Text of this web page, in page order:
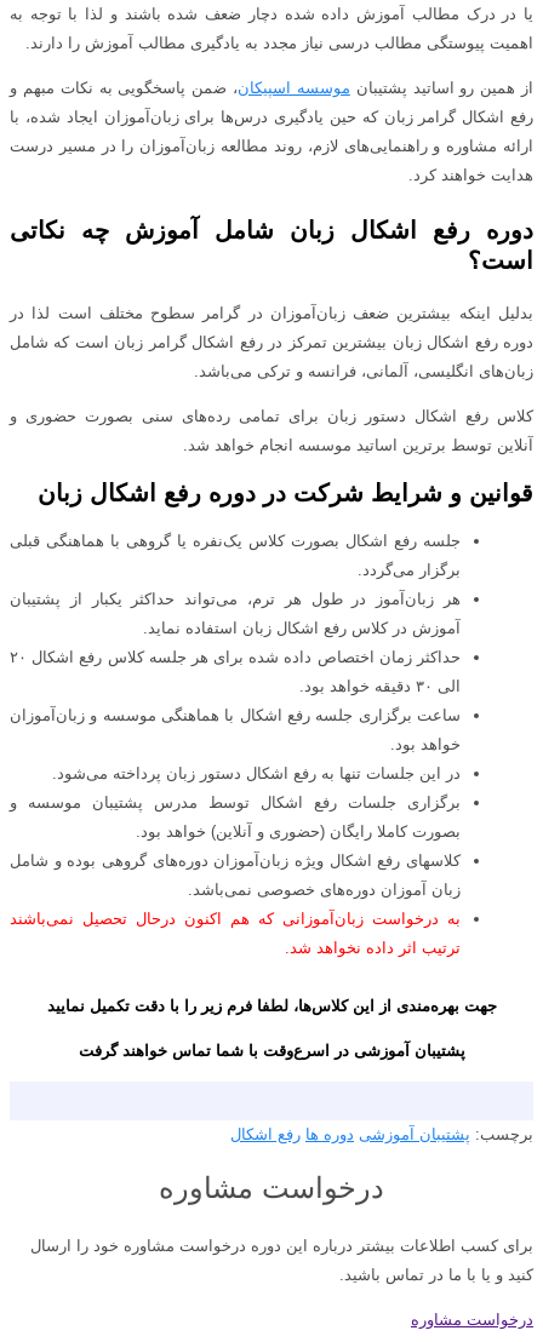
یا در درک مطالب آموزش داده شده دچار ضعف شده باشند و لذا با توجه به
اهمیت پیوستگی مطالب درسی نیاز مجدد به یادگیری مطالب آموزش را دارند.
از همین رو اساتید پشتیبان موسسه اسپیکان، ضمن پاسخگویی به نکات مبهم و
رفع اشکال گرامر زبان که حین یادگیری درس‌ها برای زبان‌آموزان ایجاد شده، با
ارائه مشاوره و راهنمایی‌های لازم، روند مطالعه زبان‌آموزان را در مسیر درست
هدایت خواهند کرد.
دوره رفع اشکال زبان شامل آموزش چه نکاتی
است؟
بدلیل اینکه بیشترین ضعف زبان‌آموزان در گرامر سطوح مختلف است لذا در
دوره رفع اشکال زبان بیشترین تمرکز در رفع اشکال گرامر زبان است که شامل
زبان‌های انگلیسی، آلمانی، فرانسه و ترکی می‌باشد.
کلاس رفع اشکال دستور زبان برای تمامی رده‌های سنی بصورت حضوری و
آنلاین توسط برترین اساتید موسسه انجام خواهد شد.
قوانین و شرایط شرکت در دوره رفع اشکال زبان
جلسه رفع اشکال بصورت کلاس یک‌نفره یا گروهی با هماهنگی قبلی
برگزار می‌گردد.
هر زبان‌آموز در طول هر ترم، می‌تواند حداکثر یکبار از پشتیبان
آموزش در کلاس رفع اشکال زبان استفاده نماید.
حداکثر زمان اختصاص داده شده برای هر جلسه کلاس رفع اشکال ۲۰
الی ۳۰ دقیقه خواهد بود.
ساعت برگزاری جلسه رفع اشکال با هماهنگی موسسه و زبان‌آموزان
خواهد بود.
در این جلسات تنها به رفع اشکال دستور زبان پرداخته می‌شود.
برگزاری جلسات رفع اشکال توسط مدرس پشتیبان موسسه و
بصورت کاملا رایگان (حضوری و آنلاین) خواهد بود.
کلاسهای رفع اشکال ویژه زبان‌آموزان دوره‌های گروهی بوده و شامل
زبان آموزان دوره‌های خصوصی نمی‌باشد.
به درخواست زبان‌آموزانی که هم اکنون درحال تحصیل نمی‌باشند
ترتیب اثر داده نخواهد شد.
جهت بهره‌مندی از این کلاس‌ها، لطفا فرم زیر را با دقت تکمیل نمایید
پشتیبان آموزشی در اسرع‌وقت با شما تماس خواهند گرفت
برچسب: پشتیبان آموزشی دوره ها رفع اشکال
درخواست مشاوره
برای کسب اطلاعات بیشتر درباره این دوره درخواست مشاوره خود را ارسال
کنید و یا با ما در تماس باشید.
درخواست مشاوره